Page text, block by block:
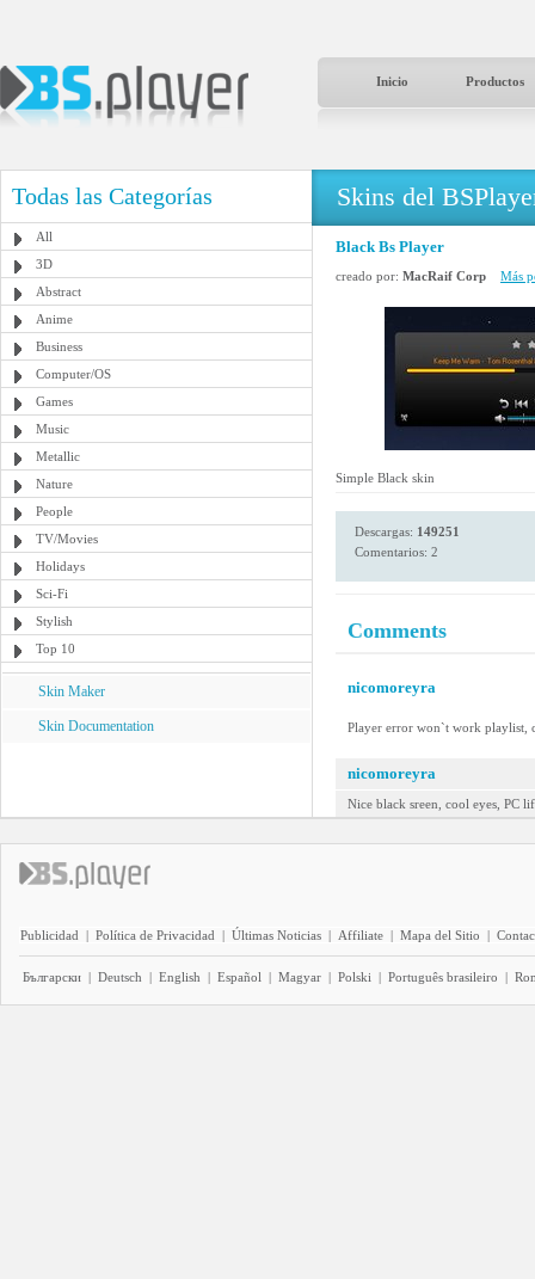
Inicio Productos
Todas las Categorías
All
3D
Abstract
Anime
Business
Computer/OS
Games
Music
Metallic
Nature
People
TV/Movies
Holidays
Sci-Fi
Stylish
Top 10
Skin Maker
Skin Documentation
Skins del
Black Bs Player
creado por: MacRaif Corp Más
Simple Black skin
Descargas: 149251
Comentarios: 2
Comments
nicomoreyra
Player error won`t work playlist,
nicomoreyra
Nice black sreen, cool eyes, PC
Publicidad | Política de Privacidad | Últimas Noticias | Affiliate | Mapa del Sitio |
Български | Deutsch | English | Español | Magyar | Polski | Português brasileiro |